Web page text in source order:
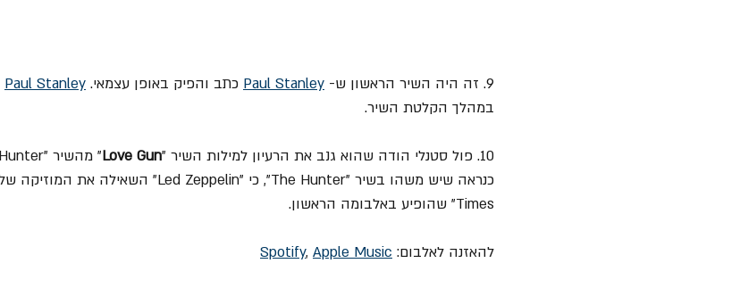
9. זה היה השיר הראשון ש- Paul Stanley כתב והפיק באופן עצמאי. Paul Stanley
במהלך הקלטת השיר.
10. פול סטנלי הודה שהוא גנב את הרעיון למילות השיר " Love Gun
Times" שהופיע באלבומה הראשון.
להאזנה לאלבום: Spotify, Apple Music